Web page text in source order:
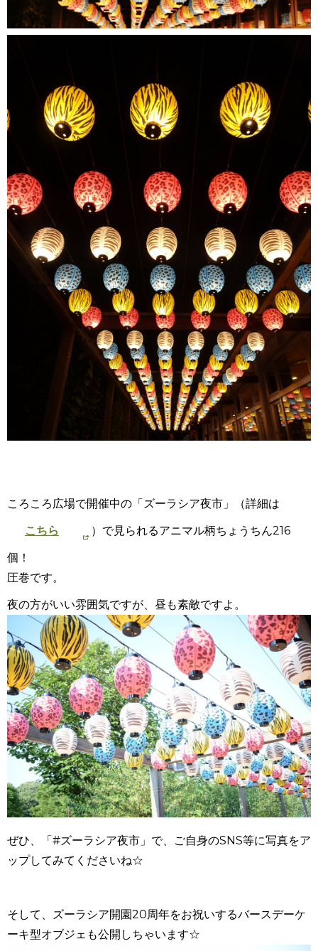
ころころ広場で開催中の「ズーラシア夜市」（詳細は
こちら
）で見られるアニマル柄ちょうちん216
個！
圧巻です。
夜の方がいい雰囲気ですが、昼も素敵ですよ。
ぜひ、「#ズーラシア夜市」で、ご自身のSNS等に写真をア
ップしてみてくださいね☆
そして、ズーラシア開園20周年をお祝いするバースデーケ
ーキ型オブジェも公開しちゃいます☆